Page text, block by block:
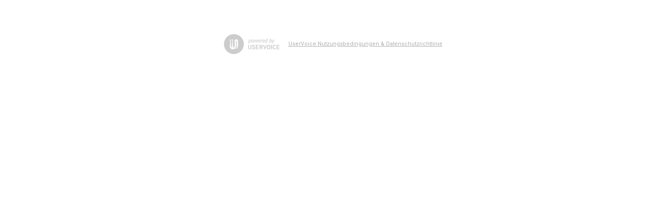
UserVoice Nutzungsbedingungen & Datenschutzrichtlinie